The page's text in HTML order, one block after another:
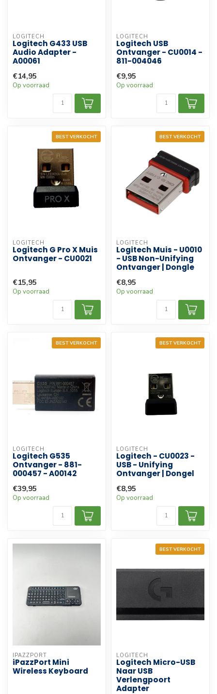
LOGITECH
Logitech G433 USB
Audio Adapter -
A00061
€14,95
Op voorraad
LOGITECH
Logitech USB
Ontvanger - CU0014 -
811-004046
€9,95
Op voorraad
BEST VERKOCHT
LOGITECH
Logitech G Pro X Muis
Ontvanger - CU0021
€15,95
Op voorraad
BEST VERKOCHT
LOGITECH
Logitech Muis - U0010
- USB Non-Unifying
Ontvanger | Dongle
€8,95
Op voorraad
BEST VERKOCHT
LOGITECH
Logitech G535
Ontvanger - 881-
000457 - A00142
€39,95
Op voorraad
BEST VERKOCHT
LOGITECH
Logitech - CU0023 -
USB - Unifying
Ontvanger | Dongel
€8,95
Op voorraad
IPAZZPORT
iPazzPort Mini
Wireless Keyboard
BEST VERKOCHT
LOGITECH
Logitech Micro-USB
Naar USB
Verlengpoort
Adapter